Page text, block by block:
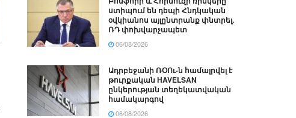
ստիպում են դեպի Հնդկական
օվկիանոս այլընտրանք փնտրել.
ՌԴ փոխվարչապետ
06/08/2026
Ադրբեջանի ՌՕՈւ-ն համալրվել է
թուրքական HAVELSAN
ընկերության տեղեկատվական
համակարգով
06/08/2026